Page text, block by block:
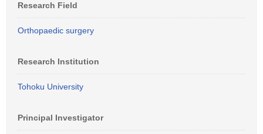
Research Field
Orthopaedic surgery
Research Institution
Tohoku University
Principal Investigator